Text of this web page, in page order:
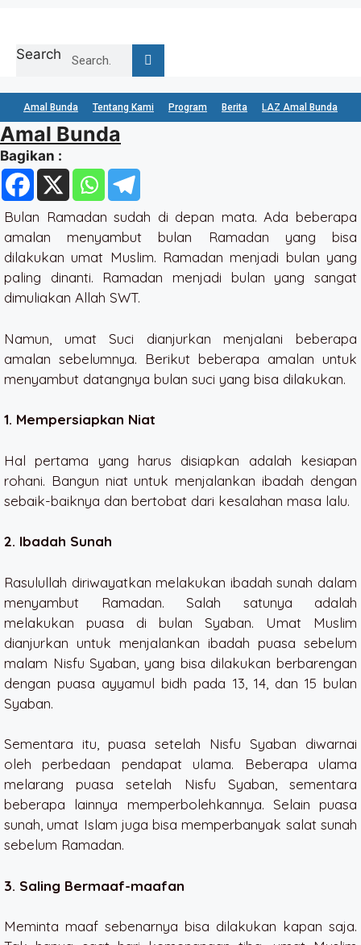
content
Search
Amal Bunda Tentang Kami Program Berita LAZ Amal Bunda
Amal Bunda
Bagikan :
Bulan Ramadan sudah di depan mata. Ada beberapa
amalan menyambut bulan Ramadan yang bisa
dilakukan umat Muslim. Ramadan menjadi bulan yang
paling dinanti. Ramadan menjadi bulan yang sangat
dimuliakan Allah SWT.
Namun, umat Suci dianjurkan menjalani beberapa
amalan sebelumnya. Berikut beberapa amalan untuk
menyambut datangnya bulan suci yang bisa dilakukan.
1. Mempersiapkan Niat
Hal pertama yang harus disiapkan adalah kesiapan
rohani. Bangun niat untuk menjalankan ibadah dengan
sebaik-baiknya dan bertobat dari kesalahan masa lalu.
2. Ibadah Sunah
Rasulullah diriwayatkan melakukan ibadah sunah dalam
menyambut Ramadan. Salah satunya adalah
melakukan puasa di bulan Syaban. Umat Muslim
dianjurkan untuk menjalankan ibadah puasa sebelum
malam Nisfu Syaban, yang bisa dilakukan berbarengan
dengan puasa ayyamul bidh pada 13, 14, dan 15 bulan
Syaban.
Sementara itu, puasa setelah Nisfu Syaban diwarnai
oleh perbedaan pendapat ulama. Beberapa ulama
melarang puasa setelah Nisfu Syaban, sementara
beberapa lainnya memperbolehkannya. Selain puasa
sunah, umat Islam juga bisa memperbanyak salat sunah
sebelum Ramadan.
3. Saling Bermaaf-maafan
Meminta maaf sebenarnya bisa dilakukan kapan saja.